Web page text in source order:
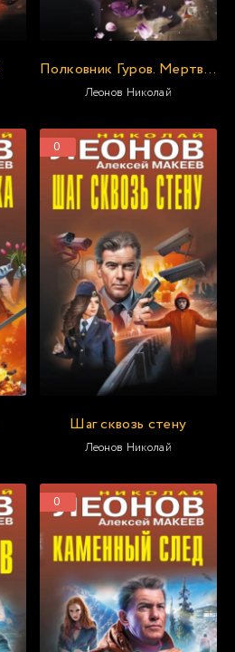
Полковник Гуров. Мертвая живая. Клуб возмездия
Леонов Николай
0
Шаг сквозь стену
Леонов Николай
0